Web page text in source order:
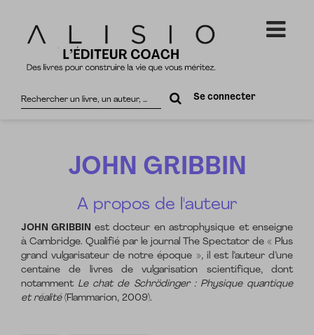
Rechercher
sur
Se connecter
JOHN GRIBBIN
A propos de l'auteur
JOHN GRIBBIN est docteur en astrophysique et enseigne
à Cambridge. Qualifié par le journal The Spectator de « Plus
grand vulgarisateur de notre époque », il est l’auteur d’une
centaine de livres de vulgarisation scientifique, dont
notamment Le chat de Schrödinger : Physique quantique
et réalité(Flammarion, 2009).